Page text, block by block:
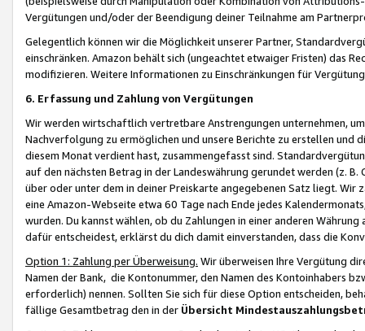
Vergütungen und/oder der Beendigung deiner Teilnahme am
Gelegentlich können wir die Möglichkeit unserer Partner,
einschränken. Amazon behält sich (ungeachtet etwaiger Fristen) das
modifizieren. Weitere Informationen zu Einschränkungen für
6. Erfassung und Zahlung von Vergütungen
Wir werden wirtschaftlich vertretbare Anstrengungen unternehmen,
Nachverfolgung zu ermöglichen und unsere Berichte zu erstellen und
diesem Monat verdient hast, zusammengefasst sind.
auf den nächsten Betrag in der Landeswährung gerundet werden (z.
über oder unter dem in deiner Preiskarte angegebenen Satz liegt.
eine Amazon-Webseite etwa 60 Tage nach Ende jedes
wurden. Du kannst wählen, ob du Zahlungen in einer anderen
dafür entscheidest, erklärst du dich damit einverstanden, dass die
Option 1: Zahlung per Überweisung. Wir überweisen Ihre Vergütung
Namen der Bank, die Kontonummer, den Namen des Kontoinhabers
erforderlich) nennen. Sollten Sie sich für diese Option entscheiden,
fällige Gesamtbetrag den in der Übersicht